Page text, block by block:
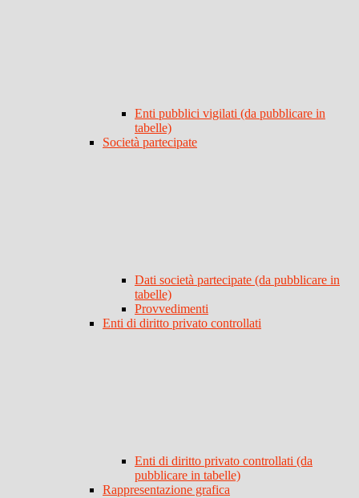
Enti pubblici vigilati (da pubblicare in
tabelle)
Società partecipate
Dati società partecipate (da pubblicare in
tabelle)
Provvedimenti
Enti di diritto privato controllati
Enti di diritto privato controllati (da
pubblicare in tabelle)
Rappresentazione grafica